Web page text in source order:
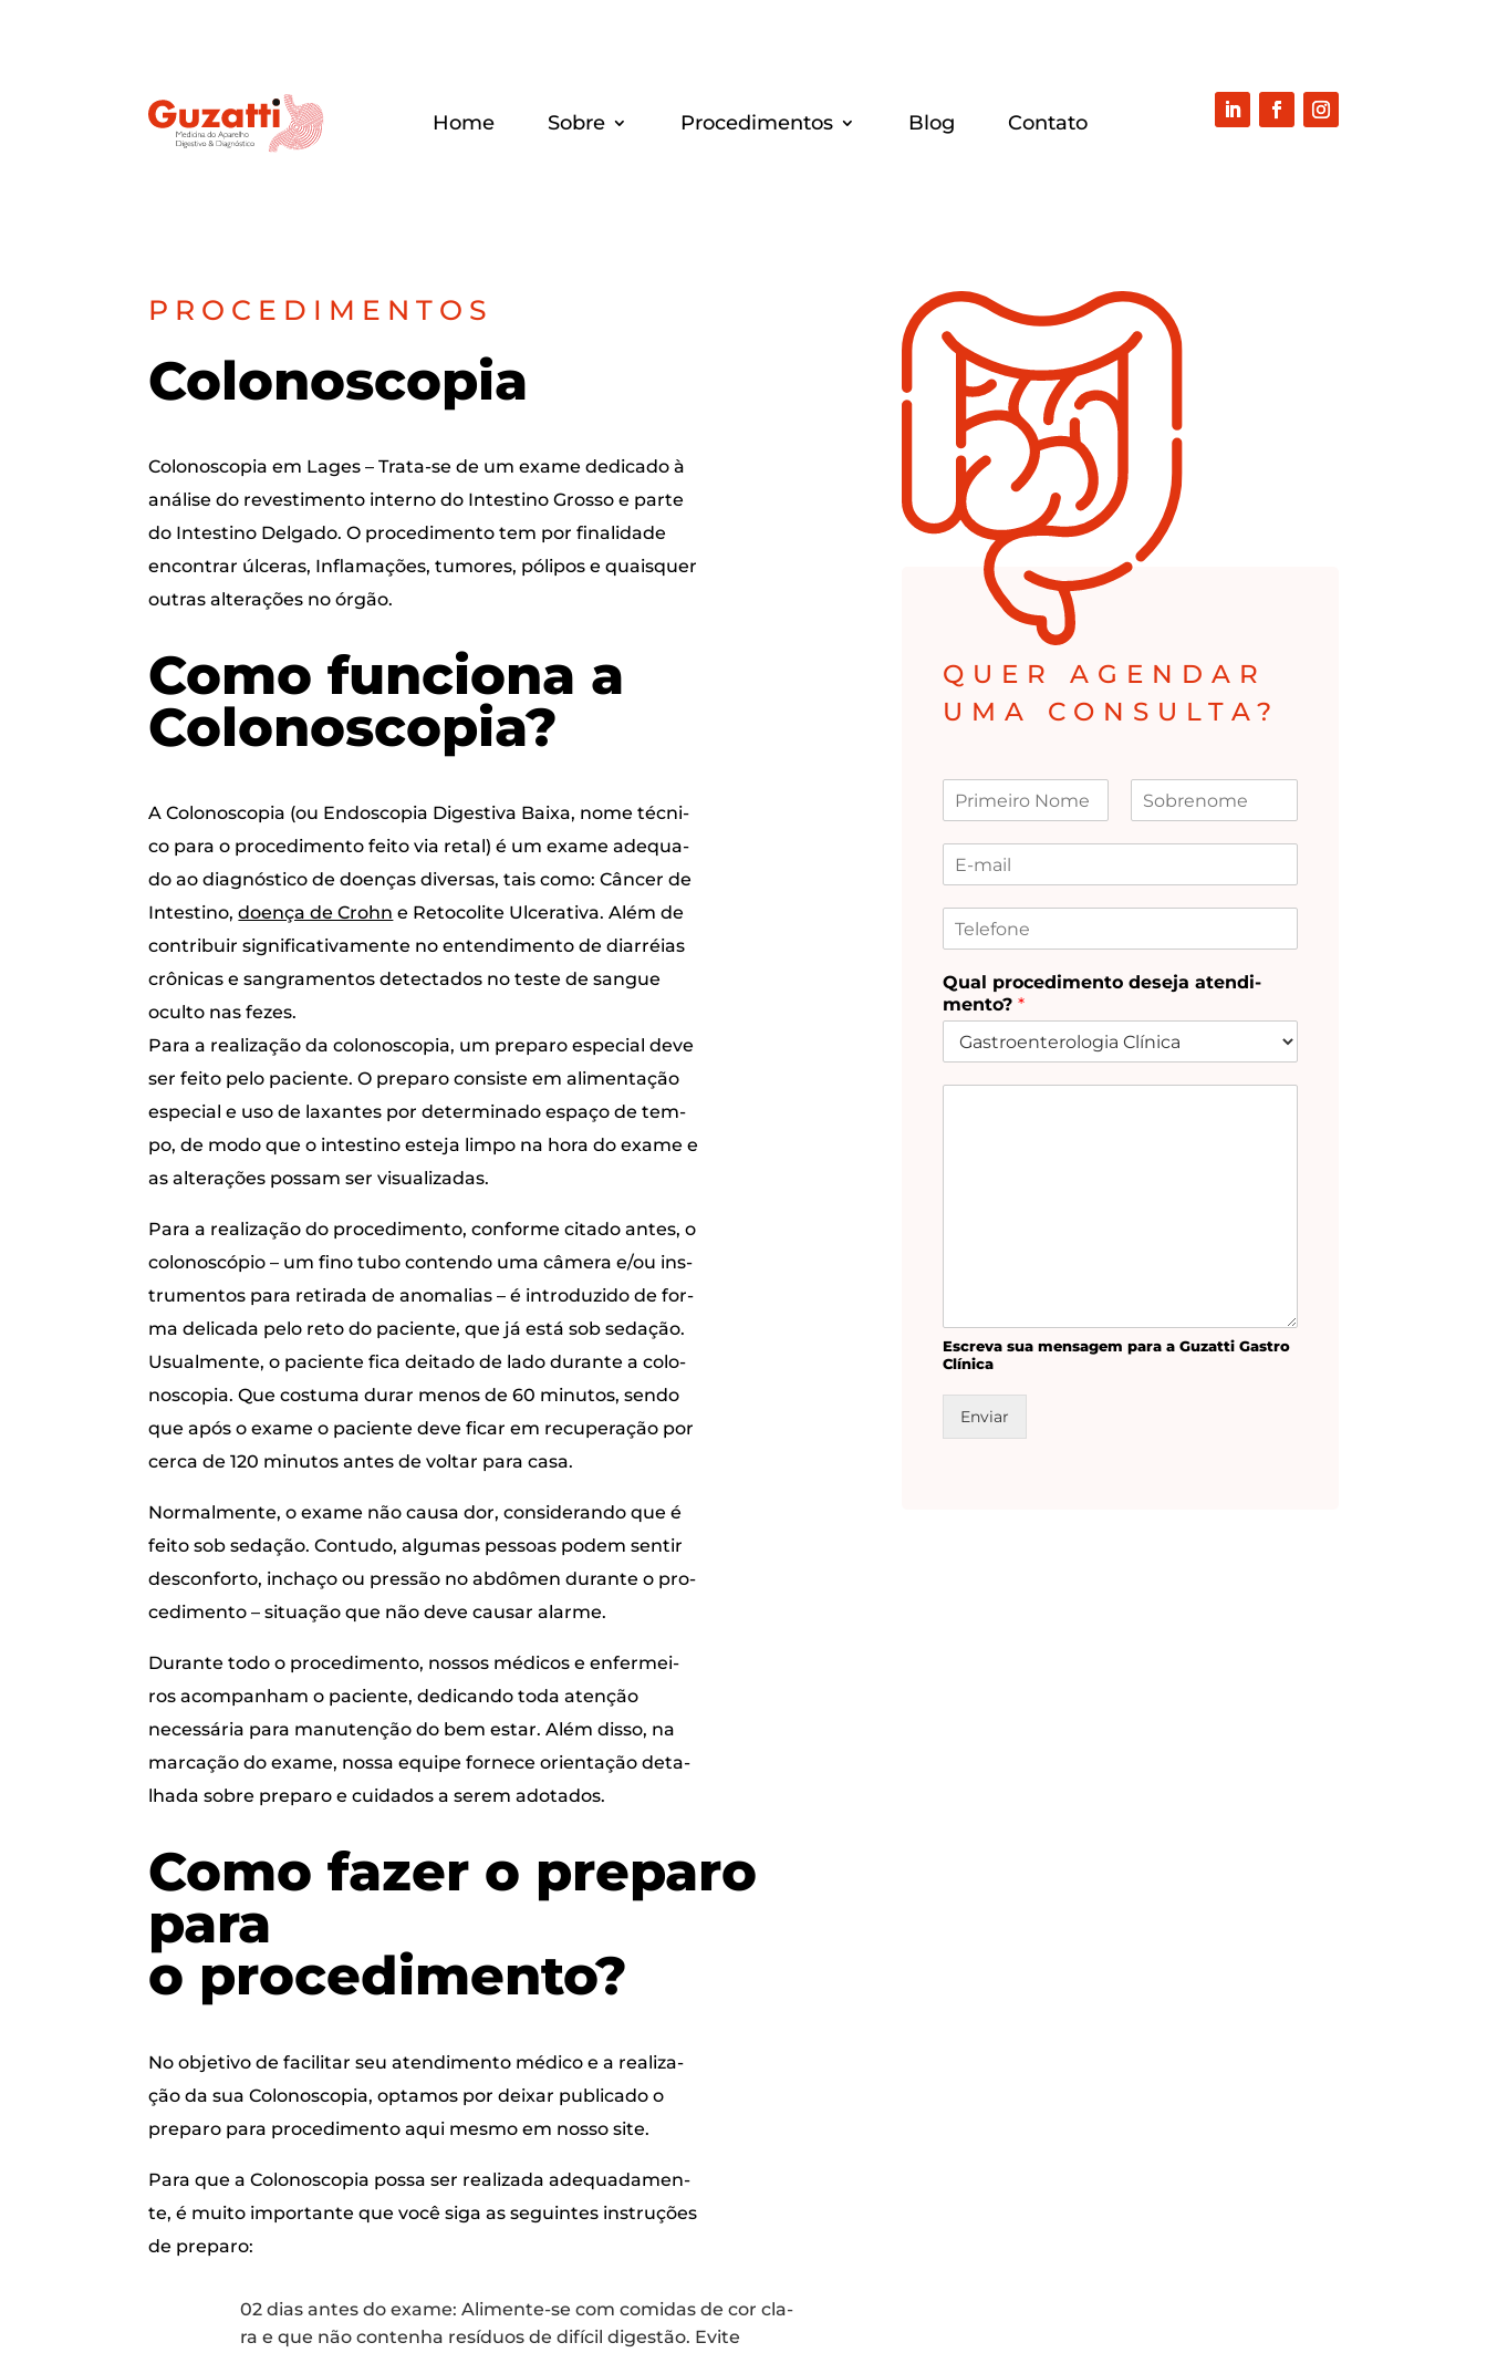
Home Sobre Pro­ce­di­men­tos Blog Con­ta­to
PRO­CE­DI­MEN­TOS
Colo­nos­co­pia
Colo­nos­co­pia em Lages – Tra­ta-se de um exa­me dedi­ca­do à
aná­li­se do reves­ti­men­to inter­no do Intes­ti­no Gros­so e par­te
do Intes­ti­no Del­ga­do. O pro­ce­di­men­to tem por fina­li­da­de
encon­trar úlce­ras, Infla­ma­ções, tumo­res, póli­pos e quais­quer
outras alte­ra­ções no órgão.
Como fun­ci­o­na a
Colonoscopia?
A Colo­nos­co­pia (ou Endos­co­pia Diges­ti­va Bai­xa, nome téc­ni­
co para o pro­ce­di­men­to fei­to via retal) é um exa­me ade­qua­
do ao diag­nós­ti­co de doen­ças diver­sas, tais como: Cân­cer de
Intes­ti­no,doen­ça de Crohn e Reto­co­li­te Ulce­ra­ti­va. Além de
con­tri­buir sig­ni­fi­ca­ti­va­men­te no enten­di­men­to de diar­réi­as
crô­ni­cas e san­gra­men­tos detec­ta­dos no tes­te de san­gue
ocul­to nas fezes.
Para a rea­li­za­ção da colo­nos­co­pia, um pre­pa­ro espe­ci­al deve
ser fei­to pelo paci­en­te. O pre­pa­ro con­sis­te em ali­men­ta­ção
espe­ci­al e uso de laxan­tes por deter­mi­na­do espa­ço de tem­
po, de modo que o intes­ti­no este­ja lim­po na hora do exa­me e
as alte­ra­ções pos­sam ser visualizadas.
Para a rea­li­za­ção do pro­ce­di­men­to, con­for­me cita­do antes, o
colo­nos­có­pio – um fino tubo con­ten­do uma câme­ra e/ou ins­
tru­men­tos para reti­ra­da de ano­ma­li­as – é intro­du­zi­do de for­
ma deli­ca­da pelo reto do paci­en­te, que já está sob seda­ção.
Usu­al­men­te, o paci­en­te fica dei­ta­do de lado duran­te a colo­
nos­co­pia. Que cos­tu­ma durar menos de 60 minu­tos, sen­do
que após o exa­me o paci­en­te deve ficar em recu­pe­ra­ção por
cer­ca de 120 minu­tos antes de vol­tar para casa.
Nor­mal­men­te, o exa­me não cau­sa dor, con­si­de­ran­do que é
fei­to sob seda­ção. Con­tu­do, algu­mas pes­so­as podem sen­tir
des­con­for­to, incha­ço ou pres­são no abdô­men duran­te o pro­
ce­di­men­to – situ­a­ção que não deve cau­sar alarme.
Duran­te todo o pro­ce­di­men­to, nos­sos médi­cos e enfer­mei­
ros acom­pa­nham o paci­en­te, dedi­can­do toda aten­ção
neces­sá­ria para manu­ten­ção do bem estar. Além dis­so, na
mar­ca­ção do exa­me, nos­sa equi­pe for­ne­ce ori­en­ta­ção deta­
lha­da sobre pre­pa­ro e cui­da­dos a serem adotados.
Como fazer o pre­pa­ro
para
o pro­ce­di­men­to?
No obje­ti­vo de faci­li­tar seu aten­di­men­to médi­co e a rea­li­za­
ção da sua Colo­nos­co­pia, opta­mos por dei­xar publi­ca­do o
pre­pa­ro para pro­ce­di­men­to aqui mes­mo em nos­so site.
Para que a Colo­nos­co­pia pos­sa ser rea­li­za­da ade­qua­da­men­
te, é mui­to impor­tan­te que você siga as seguin­tes ins­tru­ções
de preparo:
02 dias antes do exa­me: Ali­men­te-se com comi­das de cor cla­
ra e que não con­te­nha resí­du­os de difí­cil diges­tão. Evi­te
QUER AGEN­DAR
UMA CONSULTA?
Qual pro­ce­di­men­to dese­ja aten­di­
men­to? *
Escre­va sua men­sa­gem para a Guzat­ti Gas­tro
Clínica
Enviar